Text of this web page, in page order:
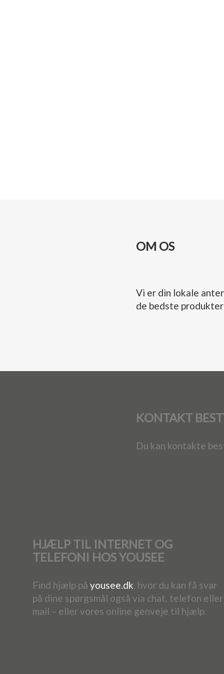
OM OS
Vi er din lokale
de bedste
KONTAKT
Du kan kontakte
HJÆLP TIL INTERNET OG
TELEFONI HOS YOUSEE
Find hjælp på yousee.dk, hvor du kan få svar
på dine spørgsmål også via chat, telefon eller
mail – eller vores online genveje til hjælp.